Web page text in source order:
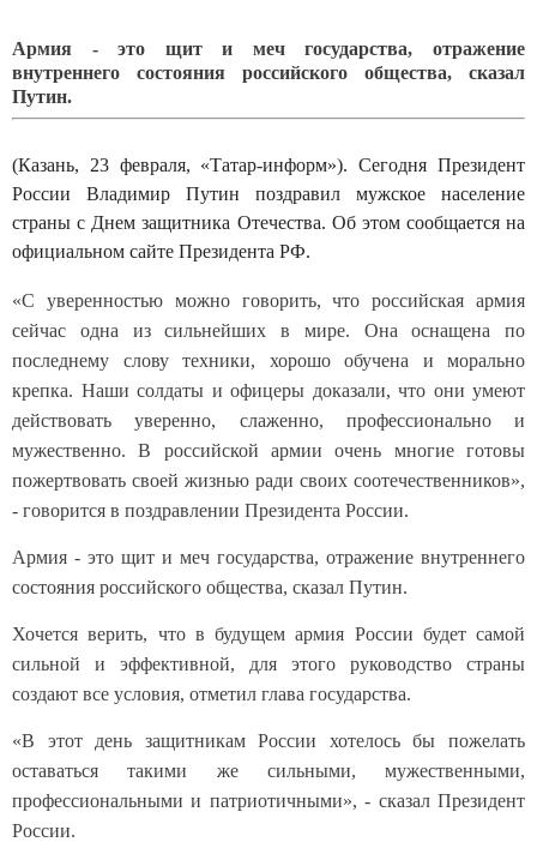
Армия - это щит и меч государства, отражение
внутреннего состояния российского общества, сказал
Путин.
(Казань, 23 февраля, «Татар-информ»). Сегодня Президент
России Владимир Путин поздравил мужское население
страны с Днем защитника Отечества. Об этом сообщается на
официальном сайте Президента РФ.
«С уверенностью можно говорить, что российская армия
сейчас одна из сильнейших в мире. Она оснащена по
последнему слову техники, хорошо обучена и морально
крепка. Наши солдаты и офицеры доказали, что они умеют
действовать уверенно, слаженно, профессионально и
мужественно. В российской армии очень многие готовы
пожертвовать своей жизнью ради своих соотечественников»,
- говорится в поздравлении Президента России.
Армия - это щит и меч государства, отражение внутреннего
состояния российского общества, сказал Путин.
Хочется верить, что в будущем армия России будет самой
сильной и эффективной, для этого руководство страны
создают все условия, отметил глава государства.
«В этот день защитникам России хотелось бы пожелать
оставаться такими же сильными, мужественными,
профессиональными и патриотичными», - сказал Президент
России.